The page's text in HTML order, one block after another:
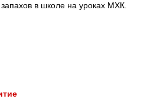
в школе на уроках МХК.